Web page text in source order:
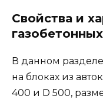
Свойства и
В данном
на блоках из
400 и D 500,